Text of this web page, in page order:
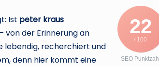
e
22
/ 100
SEO Punktzahl
Ist peter kraus
von der Erinnerung an
lebendig, recherchiert und
denn hier kommt eine